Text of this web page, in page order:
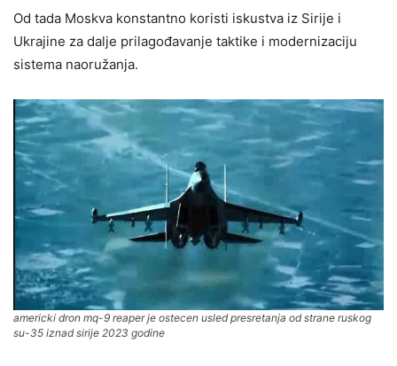
Od tada Moskva konstantno koristi iskustva iz Sirije i
Ukrajine za dalje prilagođavanje taktike i modernizaciju
sistema naoružanja.
americki dron mq-9 reaper je ostecen usled presretanja od strane ruskog
su-35 iznad sirije 2023 godine